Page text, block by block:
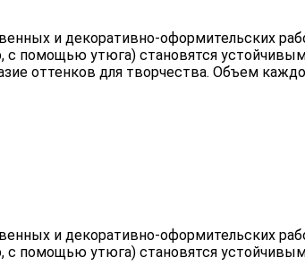
и декоративно-оформительских
помощью утюга) становятся
оттенков для творчества. Объем
и декоративно-оформительских
помощью утюга) становятся